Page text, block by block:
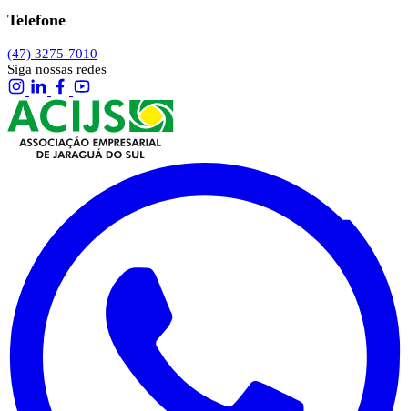
Telefone
(47) 3275-7010
Siga nossas redes